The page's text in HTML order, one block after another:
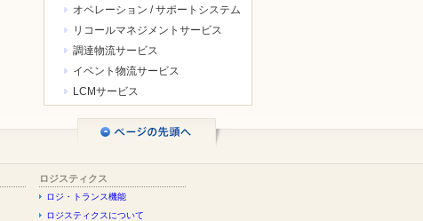
オペレーション / サポートシステム
リコールマネジメントサービス
調達物流サービス
イベント物流サービス
LCMサービス
ロジスティクス
ロジ・トランス機能
ロジスティクスについて